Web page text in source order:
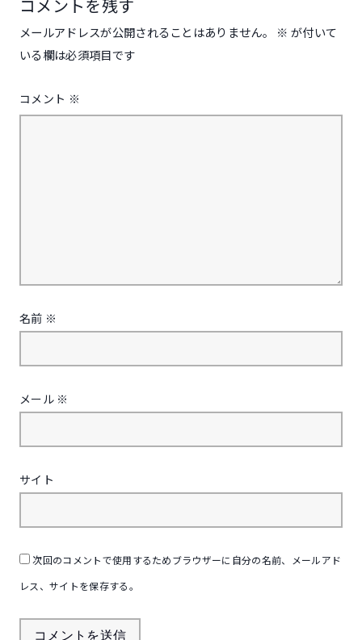
コメントを残す
メールアドレスが公開されることはありません。 ※ が付いて
いる欄は必須項目です
コメント ※
名前 ※
メール ※
サイト
次回のコメントで使用するためブラウザーに自分の名前、メールアド
レス、サイトを保存する。